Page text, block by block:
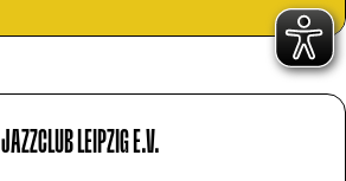
JAZZCLUB LEIPZIG E.V.